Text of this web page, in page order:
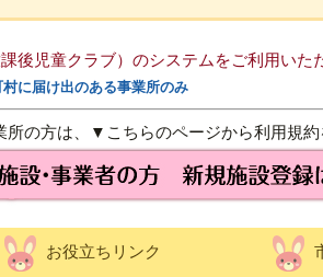
後児童クラブ）のシステムをご利用いた
に届け出のある事業所のみ
の方は、▼こちらのページから利用規約
お役立ちリンク